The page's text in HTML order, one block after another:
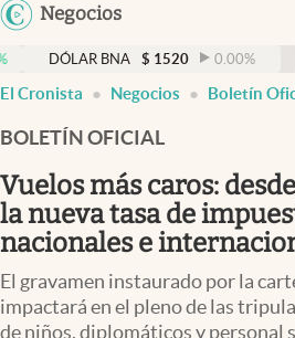
Negocios
Members
Economía y Política
Finanzas y Mercados
Mercados Online
Negocios
Columnistas
Apertura
BNA $ 1520 0.00%
El Cronista Negocios Boletín
BOLETÍN OFICIAL
Vuelos más caros:
la nueva tasa de
nacionales e
El gravamen instaurado por la
impactará en el pleno de las
de niños, diplomáticos y personal